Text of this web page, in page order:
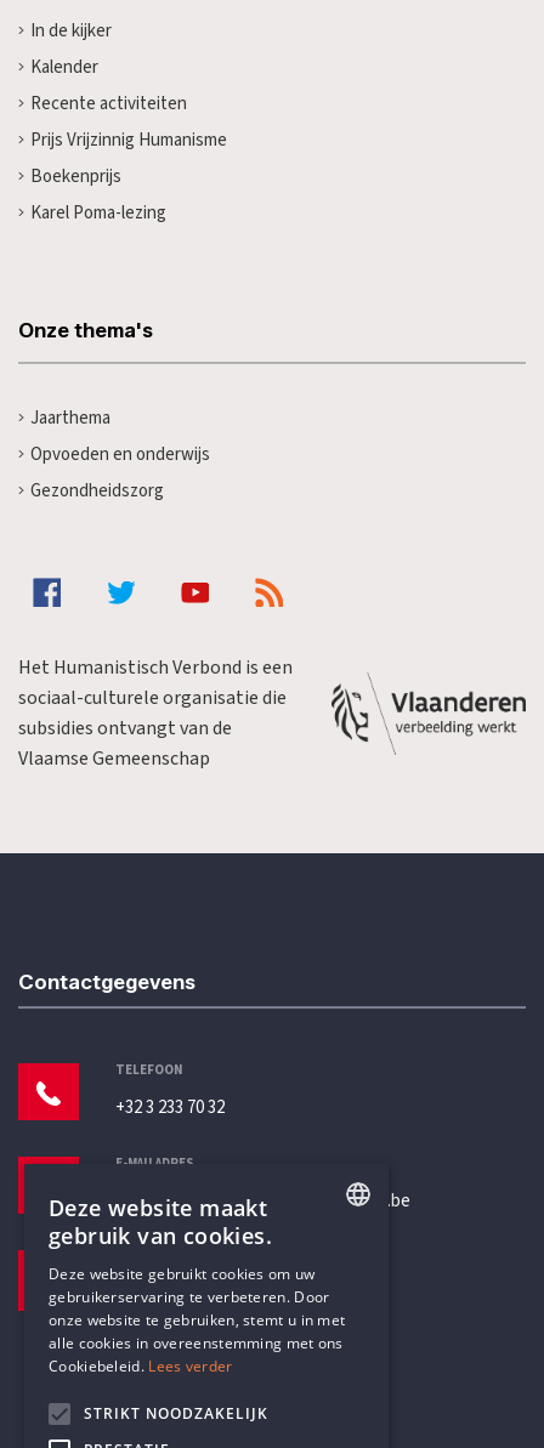
In de kijker
Kalender
Recente activiteiten
Prijs Vrijzinnig Humanisme
Boekenprijs
Karel Poma-lezing
Onze thema's
Jaarthema
Opvoeden en onderwijs
Gezondheidszorg
Het Humanistisch Verbond is een
sociaal-culturele organisatie die
subsidies ontvangt van de
Vlaamse Gemeenschap
Contactgegevens
TELEFOON
+32 3 233 70 32
E-MAILADRES
secretariaat@humanistischverbond.be
Pottenbrug 4
Antwerpen, 2000
DUTCH
Deze website maakt
gebruik van cookies.
Deze website gebruikt cookies om uw
gebruikerservaring te verbeteren. Door
onze website te gebruiken, stemt u in met
alle cookies in overeenstemming met ons
Cookiebeleid. Lees verder
STRIKT NOODZAKELIJK